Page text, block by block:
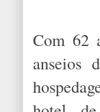
Com 62
anseios